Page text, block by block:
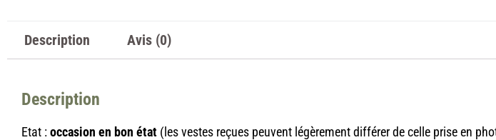
Description Avis (0)
Description
Etat :occasion en bon état (les vestes reçues peuvent légèrement différer de celle prise en